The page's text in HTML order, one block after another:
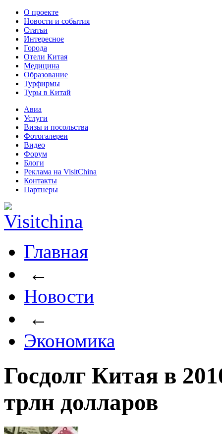
О проекте
Новости и события
Статьи
Интересное
Города
Отели Китая
Медицина
Образование
Турфирмы
Туры в Китай
Авиа
Услуги
Визы и посольства
Фотогалереи
Видео
Форум
Блоги
Реклама на VisitChina
Контакты
Партнеры
Главная
←
Новости
←
Экономика
Госдолг Китая в
трлн долларов